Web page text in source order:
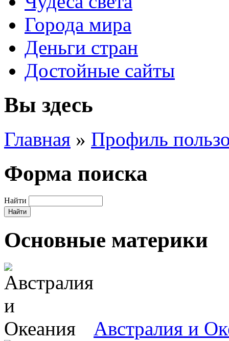
Города мира
Деньги стран
Достойные сайты
Вы здесь
Главная » Профиль
Форма поиска
Найти
Основные материки
Австралия и